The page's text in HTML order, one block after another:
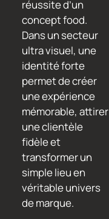
réussite d’un
concept food.
Dans un secteur
ultra visuel, une
identité forte
permet de créer
une expérience
mémorable, attirer
une clientèle
fidèle et
transformer un
simple lieu en
véritable univers
de marque.